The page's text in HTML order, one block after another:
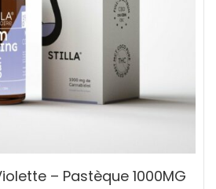
– Pastèque 1000MG